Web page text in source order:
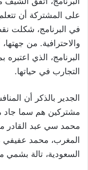
على المشتركة أن
في البرنامج، شكلت
والاحترافية. من
البرنامج، الذي اعتبره
التجارب في حياتها.
مشتركين هم سما جاد
محمد سي عبد القادر
المغرب، محمد
السعودية، تالة